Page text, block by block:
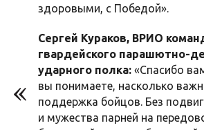
здоровыми, с Победой».
Сергей Кураков, ВРИО
гвардейского парашютно-
ударного полка: «Спасибо
вы понимаете, насколько
поддержка бойцов. Без
и мужества парней на